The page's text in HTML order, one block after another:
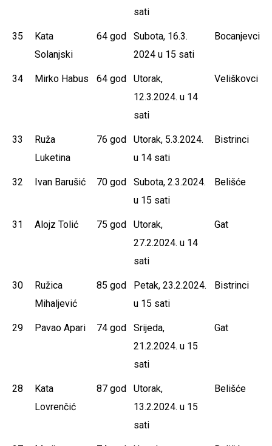
sati
35
Kata
Solanjski
64 god
Subota, 16.3.
2024 u 15 sati
Bocanjevci
34 Mirko Habus 64 god
Utorak,
12.3.2024. u 14
sati
Veliškovci
33
Ruža
Luketina
76 god
Utorak, 5.3.2024.
u 14 sati
Bistrinci
32 Ivan Barušić 70 god
Subota, 2.3.2024.
u 15 sati
Belišće
31 Alojz Tolić 75 god
Utorak,
27.2.2024. u 14
sati
Gat
30
Ružica
Mihaljević
85 god
Petak, 23.2.2024.
u 15 sati
Bistrinci
29 Pavao Apari 74 god
Srijeda,
21.2.2024. u 15
sati
Gat
28
Kata
Lovrenčić
87 god
Utorak,
13.2.2024. u 15
sati
Belišće